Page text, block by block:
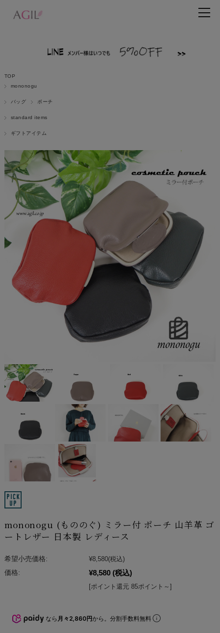
TOP
mononogu
バッグ ポーチ
standard items
ギフトアイテム
mononogu (もののぐ) ミラー付 ポーチ 山羊革 ゴ
ートレザー 日本製 レディース
希望小売価格: ¥8,580(税込)
価格:
¥8,580 (税込)
[ポイント還元 85ポイント～]
なら 月々2,860円から。分割手数料無料